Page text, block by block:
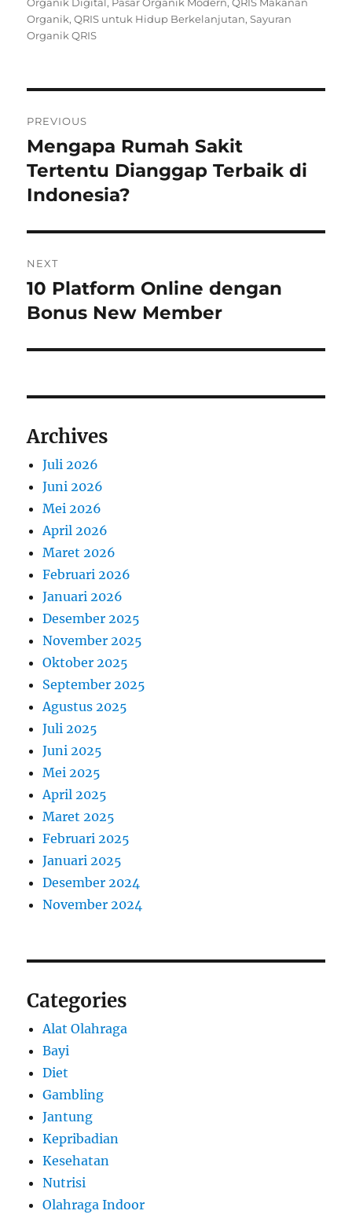
Organik Digital, Pasar Organik Modern,QRIS Makanan
Organik,QRIS untuk Hidup Berkelanjutan,Sayuran
Organik QRIS
pos
PREVIOUS
Previous
post:
Mengapa Rumah Sakit
Tertentu Dianggap Terbaik di
Indonesia?
NEXT
Next
post:
10 Platform Online dengan
Bonus New Member
Archives
Juli 2026
Juni 2026
Mei 2026
April 2026
Maret 2026
Februari 2026
Januari 2026
Desember 2025
November 2025
Oktober 2025
September 2025
Agustus 2025
Juli 2025
Juni 2025
Mei 2025
April 2025
Maret 2025
Februari 2025
Januari 2025
Desember 2024
November 2024
Categories
Alat Olahraga
Bayi
Diet
Gambling
Jantung
Kepribadian
Kesehatan
Nutrisi
Olahraga Indoor